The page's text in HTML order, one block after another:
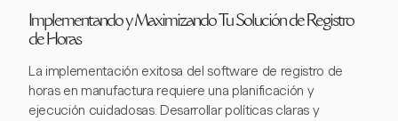
Implementando y Maximizando Tu Solución de Registro
de Horas
La implementación exitosa del software de registro de
horas en manufactura requiere una planificación y
ejecución cuidadosas. Desarrollar políticas claras y